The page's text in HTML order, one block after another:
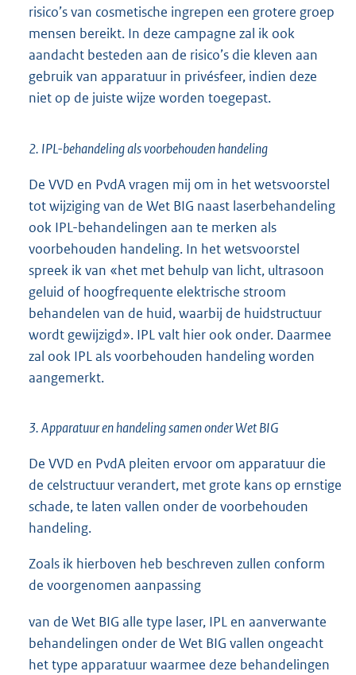
risico’s van cosmetische ingrepen een grotere groep
mensen bereikt. In deze campagne zal ik ook
aandacht besteden aan de risico’s die kleven aan
gebruik van apparatuur in privésfeer, indien deze
niet op de juiste wijze worden toegepast.
2. IPL-behandeling als voorbehouden handeling
De VVD en PvdA vragen mij om in het wetsvoorstel
tot wijziging van de Wet BIG naast laserbehandeling
ook IPL-behandelingen aan te merken als
voorbehouden handeling. In het wetsvoorstel
spreek ik van «het met behulp van licht, ultrasoon
geluid of hoogfrequente elektrische stroom
behandelen van de huid, waarbij de huidstructuur
wordt gewijzigd». IPL valt hier ook onder. Daarmee
zal ook IPL als voorbehouden handeling worden
aangemerkt.
3. Apparatuur en handeling samen onder Wet BIG
De VVD en PvdA pleiten ervoor om apparatuur die
de celstructuur verandert, met grote kans op ernstige
schade, te laten vallen onder de voorbehouden
handeling.
Zoals ik hierboven heb beschreven zullen conform
de voorgenomen aanpassing
van de Wet BIG alle type laser, IPL en aanverwante
behandelingen onder de Wet BIG vallen ongeacht
het type apparatuur waarmee deze behandelingen